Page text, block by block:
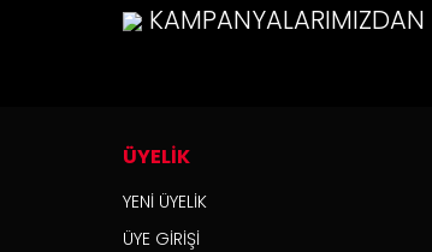
KAMPANYALARIMIZDAN
ÜYELİK
YENİ ÜYELİK
ÜYE GİRİŞİ